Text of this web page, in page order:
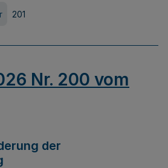
201
Nr. 200 vom
der